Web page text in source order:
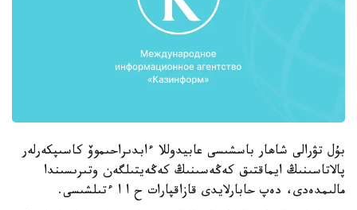
بۇل تۋرالى شاھار باسشىسى عابيدوللا ءابدىراحىموۆ كاسىپكەرلەر
پالاتاسىنىڭ ايماقتىق كەڭەسىنىڭ كەڭەيتىلگەن وتىرىسىندا
مالىمدەدى، دەپ حابارلايدى قازاقپارات ح ا ا ءتىلشىسى.